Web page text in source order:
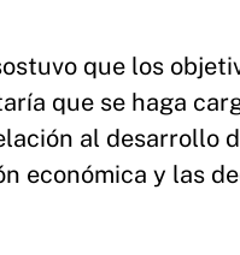
que los
que se haga
al desarrollo
económica y las